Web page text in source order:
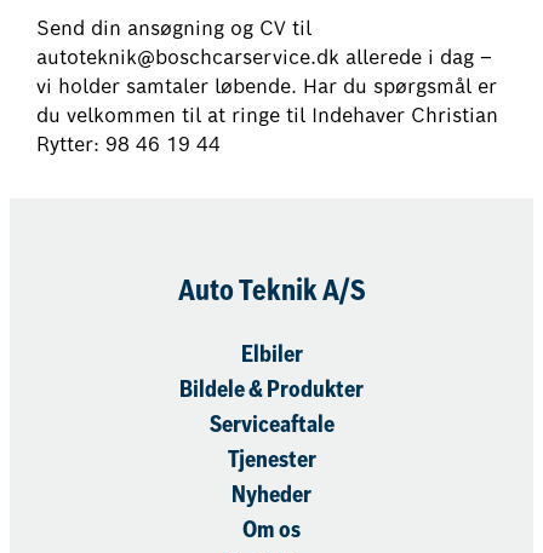
Send din ansøgning og CV til
autoteknik@boschcarservice.dk allerede i dag –
vi holder samtaler løbende. Har du spørgsmål er
du velkommen til at ringe til Indehaver Christian
Rytter: 98 46 19 44
Auto Teknik A/S
Elbiler
Bildele & Produkter
Serviceaftale
Tjenester
Nyheder
Om os